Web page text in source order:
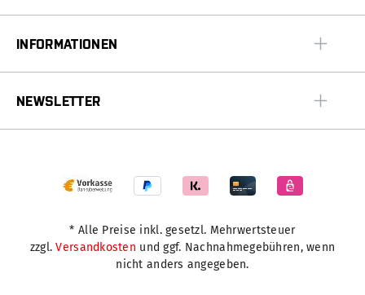
INFORMATIONEN
NEWSLETTER
* Alle Preise inkl. gesetzl. Mehrwertsteuer
zzgl.Versandkosten und ggf. Nachnahmegebühren, wenn
nicht anders angegeben.